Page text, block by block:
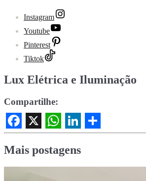
Instagram
Youtube
Pinterest
Tiktok
Lux Elétrica e Iluminação
Compartilhe:
Facebook
X WhatsApp
LinkedIn
Share
Mais postagens